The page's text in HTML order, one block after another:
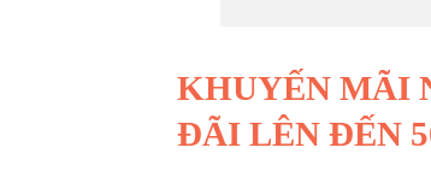
KHUYẾN MÃI
ĐÃI LÊN ĐẾN